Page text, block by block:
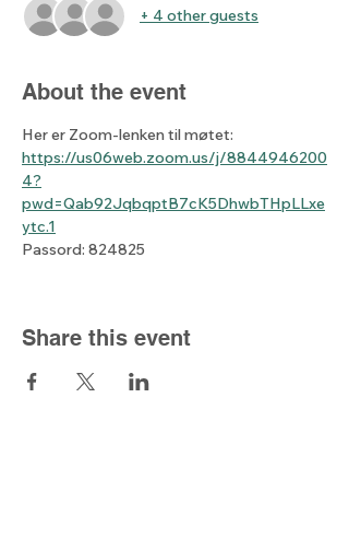
+ 4 other guests
About the event
Her er Zoom-lenken til møtet:
https://us06web.zoom.us/j/8844946200
4?
pwd=Qab92JqbqptB7cK5DhwbTHpLLxe
ytc.1
Passord: 824825
Share this event